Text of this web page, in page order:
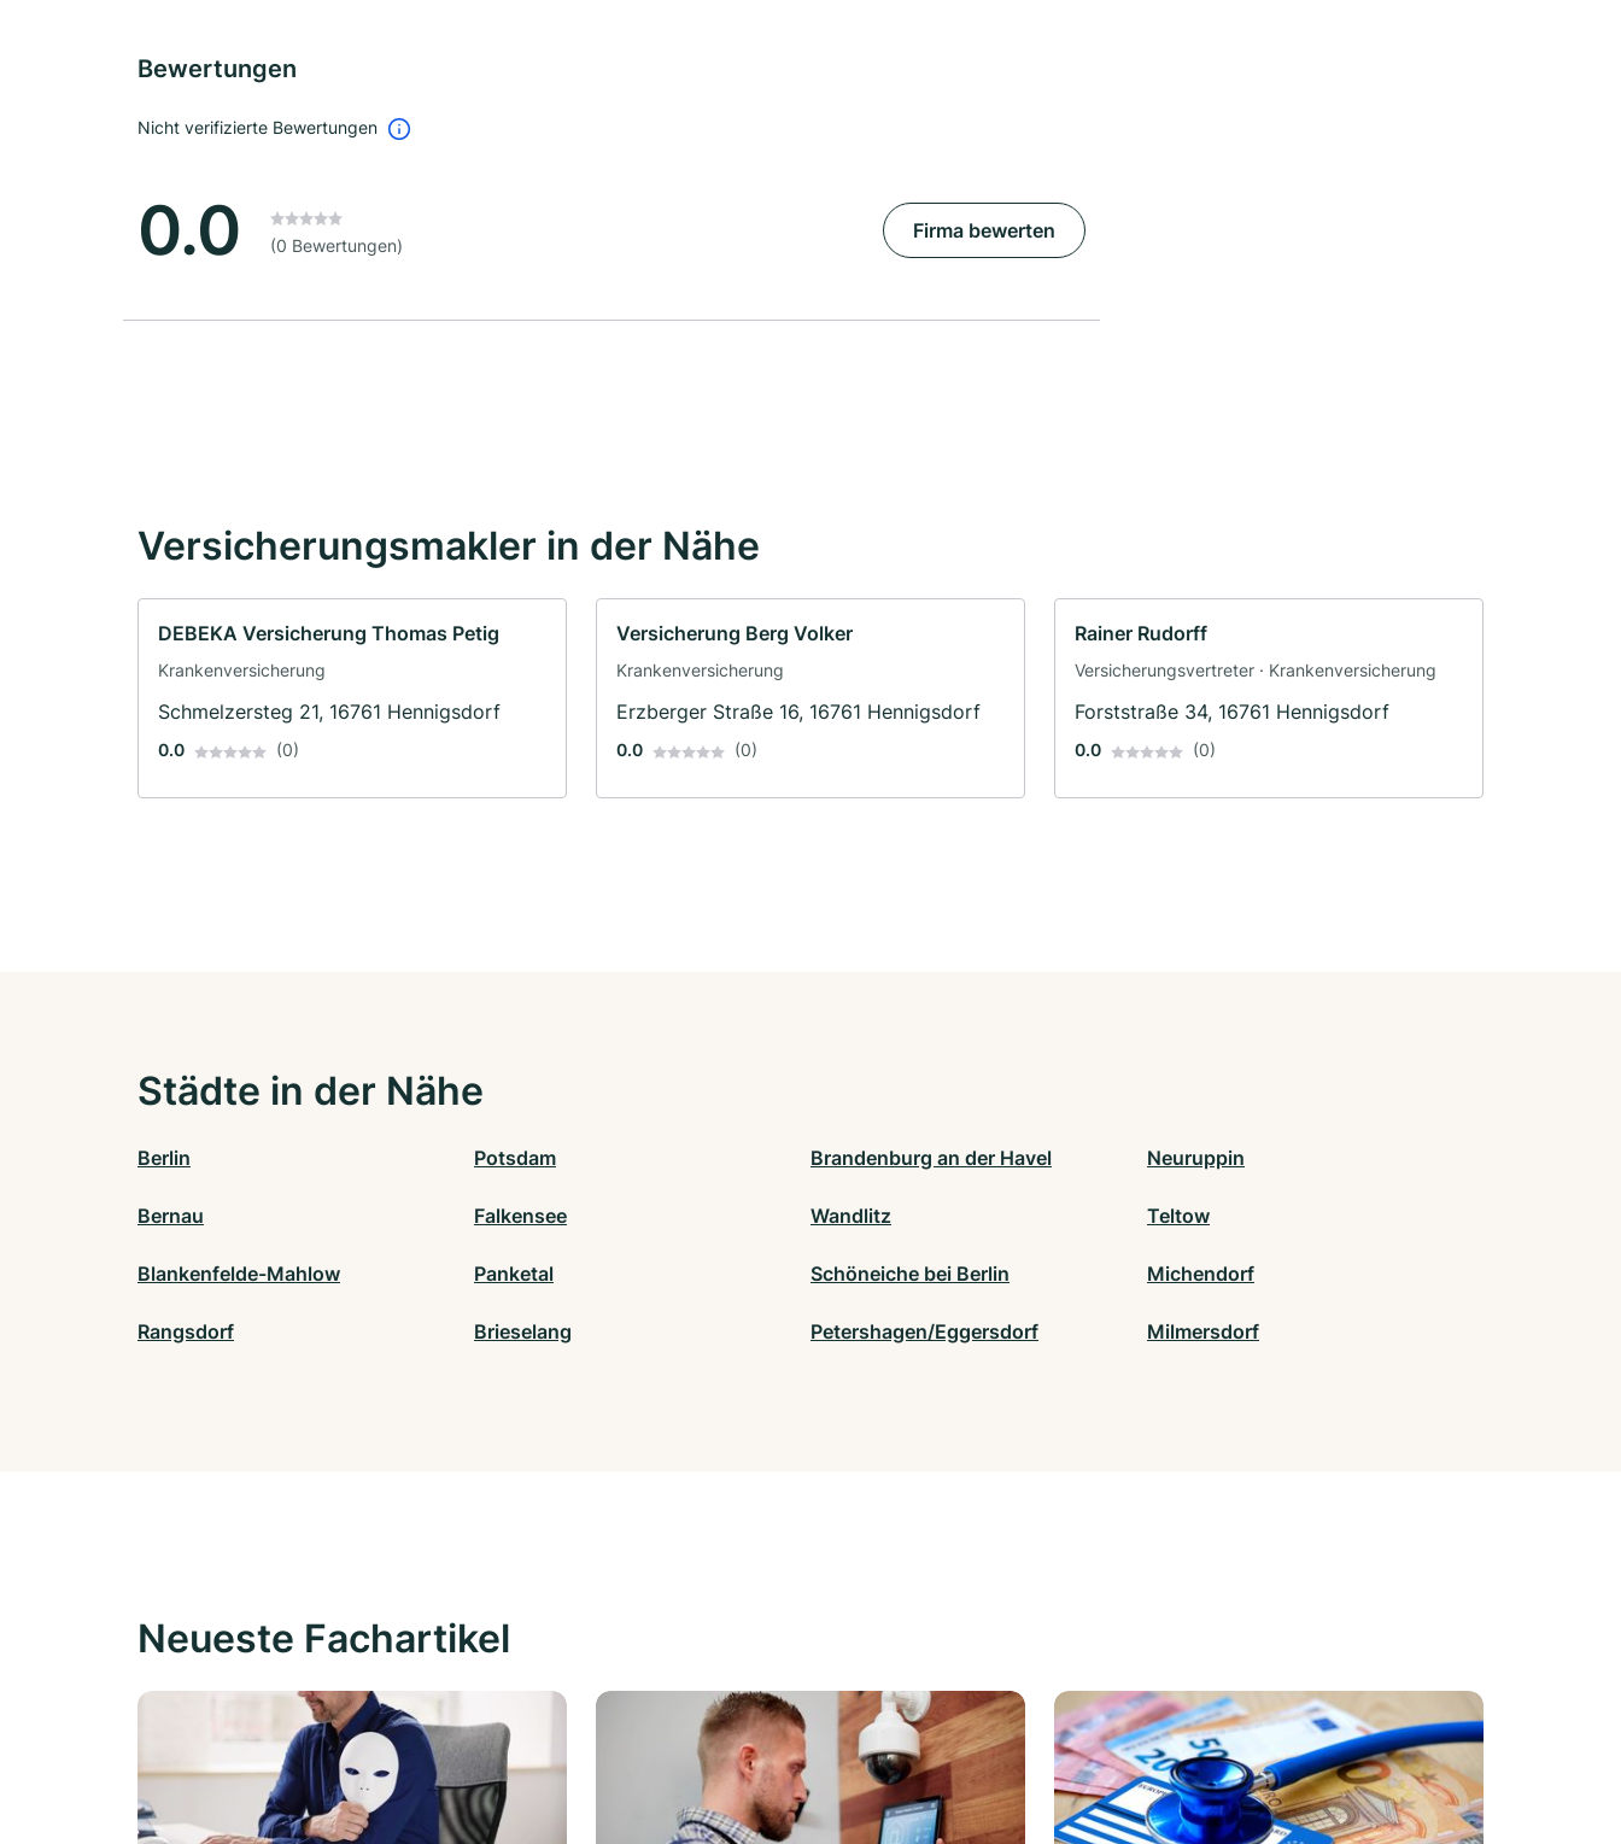
Bewertungen
Nicht verifizierte Bewertungen
0.0 (0 Bewertungen)
Firma bewerten
Versicherungsmakler in der Nähe
DEBEKA Versicherung Thomas Petig
Krankenversicherung
Schmelzersteg 21, 16761 Hennigsdorf
0.0 (0)
Versicherung Berg Volker
Krankenversicherung
Erzberger Straße 16, 16761 Hennigsdorf
0.0 (0)
Rainer Rudorff
Versicherungsvertreter · Krankenversicherung
Forststraße 34, 16761 Hennigsdorf
0.0 (0)
Städte in der Nähe
Berlin Potsdam Brandenburg an der Havel Neuruppin
Bernau Falkensee Wandlitz Teltow
Blankenfelde-Mahlow Panketal Schöneiche bei Berlin Michendorf
Rangsdorf Brieselang Petershagen/Eggersdorf Milmersdorf
Neueste Fachartikel